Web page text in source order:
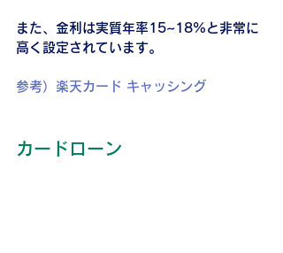
また、金利は実質年率15~18%と非常に
高く設定されています。
参考）楽天カード キャッシング
カードローン